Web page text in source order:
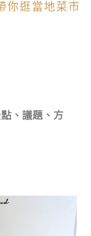
你逛當地菜市
、議題、方